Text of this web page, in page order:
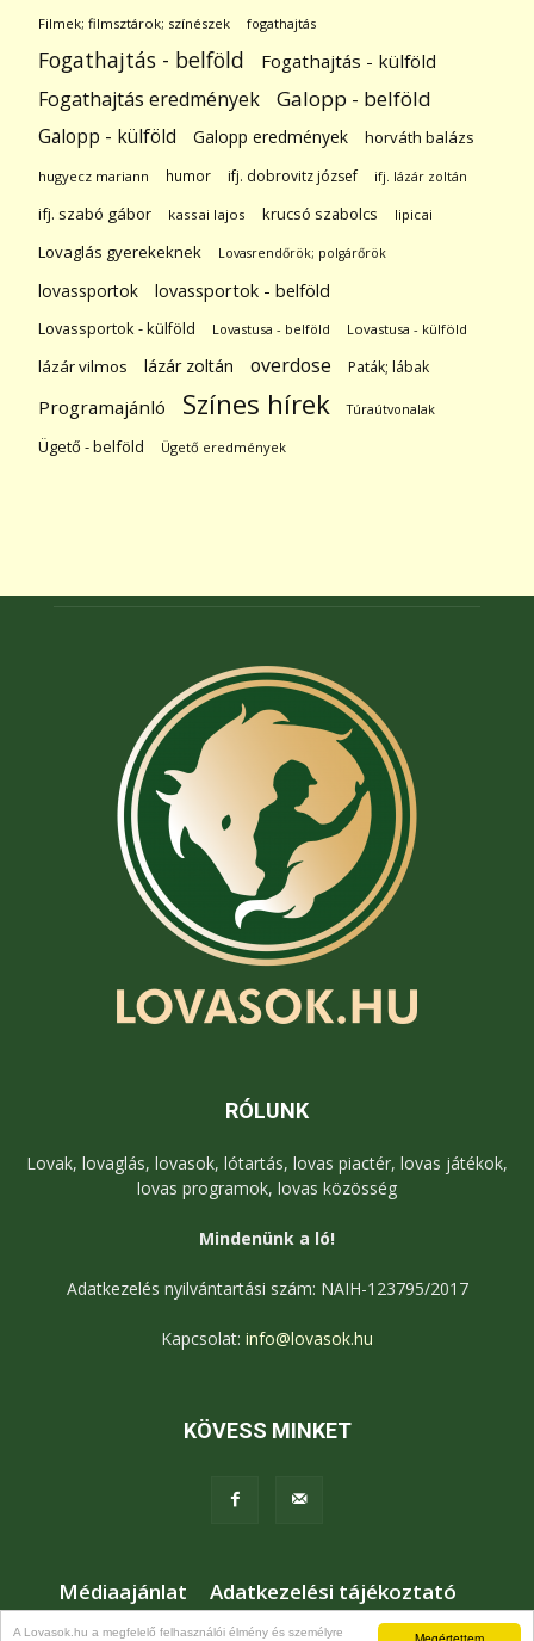
A Lovasok.hu a megfelelő felhasználói élmény és személyre
Filmek; filmsztárok; színészek fogathajtás
Fogathajtás - belföld Fogathajtás - külföld
Fogathajtás eredmények Galopp - belföld
Galopp - külföld Galopp eredmények horváth balázs
hugyecz mariann humor ifj. dobrovitz józsef ifj. lázár zoltán
ifj. szabó gábor kassai lajos krucsó szabolcs lipicai
Lovaglás gyerekeknek Lovasrendőrök; polgárőrök
lovassportok lovassportok - belföld
Lovassportok - külföld Lovastusa - belföld Lovastusa - külföld
lázár vilmos lázár zoltán overdose Paták; lábak
Programajánló Színes hírek Túraútvonalak
Ügető - belföld Ügető eredmények
RÓLUNK
Lovak, lovaglás, lovasok, lótartás, lovas piactér, lovas játékok,
lovas programok, lovas közösség
Mindenünk a ló!
Adatkezelés nyilvántartási szám: NAIH-123795/2017
Kapcsolat: info@lovasok.hu
KÖVESS MINKET
Médiaajánlat
Adatkezelési tájékoztató
Jogi nyilatkozat
Karrier Kapcsolat